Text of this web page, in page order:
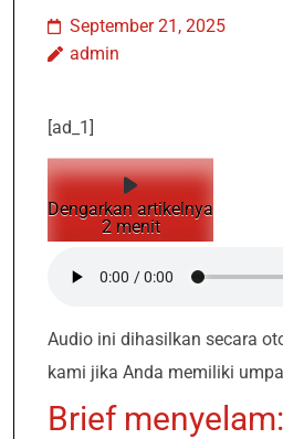
September 21, 2025
admin
[ad_1]
Dengarkan artikelnya
2 menit
Audio ini dihasilkan secara
kami jika Anda memiliki
Brief menyelam: